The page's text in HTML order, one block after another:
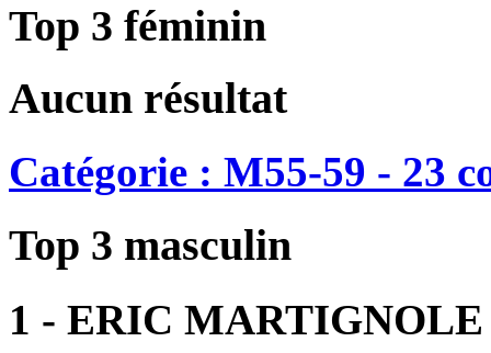
Top 3 féminin
Aucun résultat
Catégorie : M55-59 - 23
Top 3 masculin
1 - ERIC MARTIGNOLE